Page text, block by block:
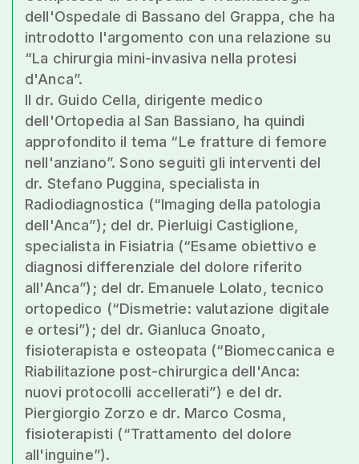
dell'Ospedale di Bassano del Grappa, che ha
introdotto l'argomento con una relazione su
“La chirurgia mini-invasiva nella protesi
d'Anca”.
Il dr. Guido Cella, dirigente medico
dell'Ortopedia al San Bassiano, ha quindi
approfondito il tema “Le fratture di femore
nell'anziano”. Sono seguiti gli interventi del
dr. Stefano Puggina, specialista in
Radiodiagnostica (“Imaging della patologia
dell'Anca”); del dr. Pierluigi Castiglione,
specialista in Fisiatria (“Esame obiettivo e
diagnosi differenziale del dolore riferito
all'Anca”); del dr. Emanuele Lolato, tecnico
ortopedico (“Dismetrie: valutazione digitale
e ortesi”); del dr. Gianluca Gnoato,
fisioterapista e osteopata (“Biomeccanica e
Riabilitazione post-chirurgica dell'Anca:
nuovi protocolli accellerati”) e del dr.
Piergiorgio Zorzo e dr. Marco Cosma,
fisioterapisti (“Trattamento del dolore
all'inguine”).